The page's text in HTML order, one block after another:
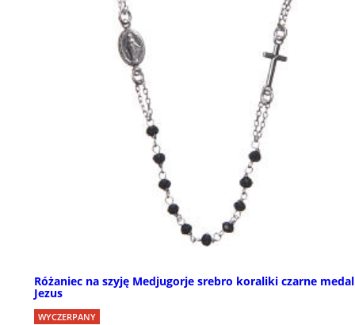
Różaniec na szyję Medjugorje srebro koraliki czarne
Jezus
WYCZERPANY